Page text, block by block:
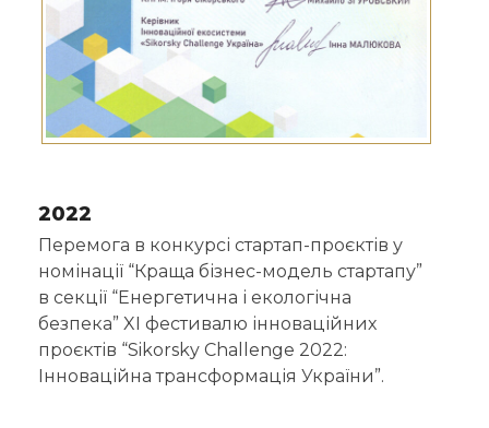
2022
Перемога в конкурсі стартап-проєктів у
номінації “Краща бізнес-модель стартапу”
в секції “Енергетична і екологічна
безпека” XI фестивалю інноваційних
проєктів “Sikorsky Сhallenge 2022:
Інноваційна трансформація України”.